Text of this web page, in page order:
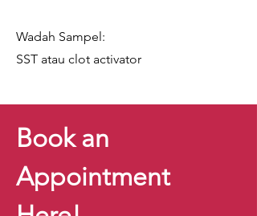
Wadah Sampel:
SST atau clot activator
Book an
Appointment